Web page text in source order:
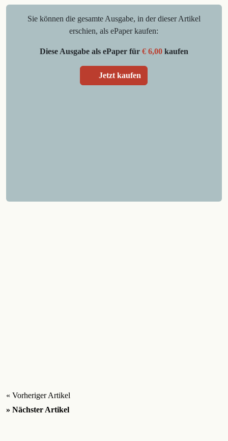
Sie können die gesamte Ausgabe, in der dieser Artikel
erschien, als ePaper kaufen:
Diese Ausgabe als ePaper für € 6,00kaufen
Jetzt kaufen
« Vorheriger Artikel
» Nächster Artikel